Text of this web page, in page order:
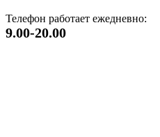
Телефон работает ежедневно:
9.00-20.00